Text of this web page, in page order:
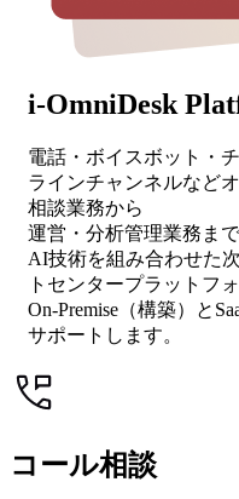
i-OmniDesk
電話・ボイスボット・
ラインチャンネルなど
相談業務から
運営・分析管理業務まで
AI技術を組み合わせた
トセンタープラットフ
On-Premise（構築）と
サポートします。
コール相談